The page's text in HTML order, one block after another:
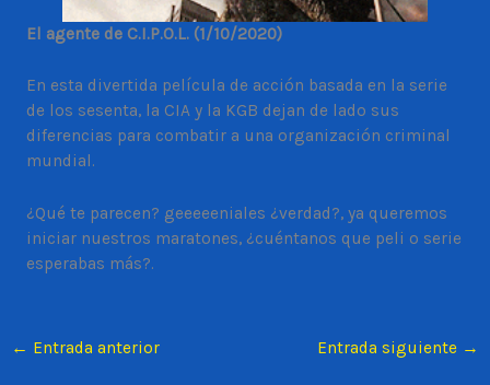
El agente de C.I.P.O.L. (1/10/2020)
En esta divertida película de acción basada en la serie
de los sesenta, la CIA y la KGB dejan de lado sus
diferencias para combatir a una organización criminal
mundial.
¿Qué te parecen? geeeeeniales ¿verdad?, ya queremos
iniciar nuestros maratones, ¿cuéntanos que peli o serie
esperabas más?.
← Entrada anterior Entrada siguiente →